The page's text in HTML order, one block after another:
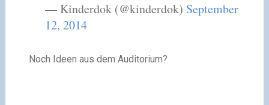
— Kinderdok (@kinderdok) September
12, 2014
Noch Ideen aus dem Auditorium?